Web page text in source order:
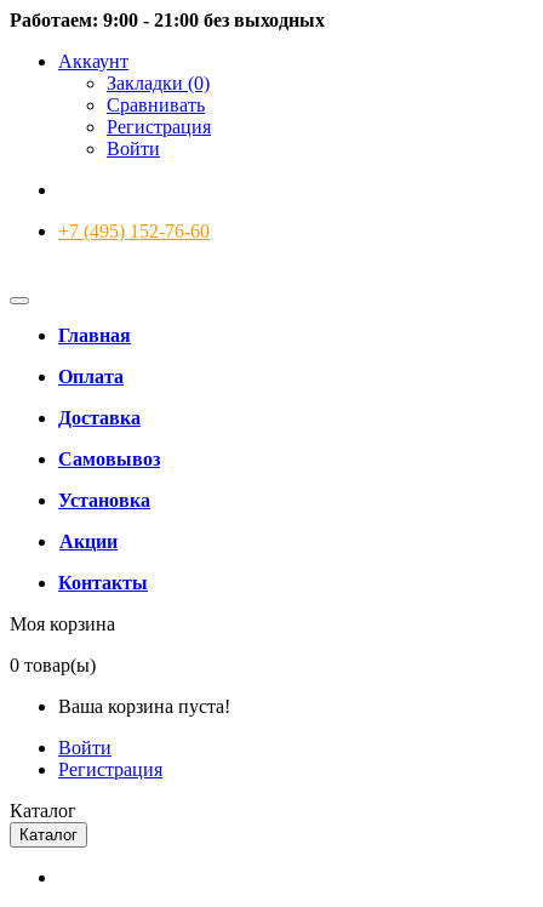
Работаем: 9:00 - 21:00 без выходных
Аккаунт
Закладки (0)
Сравнивать
Регистрация
Войти
+7 (495) 152-76-60
Главная
Оплата
Доставка
Самовывоз
Установка
Акции
Контакты
Моя корзина
0 товар(ы)
Ваша корзина пуста!
Войти
Регистрация
Каталог
Каталог